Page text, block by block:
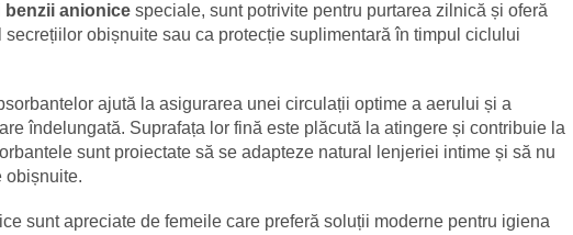
benzii anionice speciale, sunt potrivite pentru purtarea zilnică și oferă
secrețiilor obișnuite sau ca protecție suplimentară în timpul ciclului
ajută la asigurarea unei circulații optime a aerului și a
îndelungată. Suprafața lor fină este plăcută la atingere și contribuie la
sunt proiectate să se adapteze natural lenjeriei intime și să nu
obișnuite.
sunt apreciate de femeile care preferă soluții moderne pentru igiena